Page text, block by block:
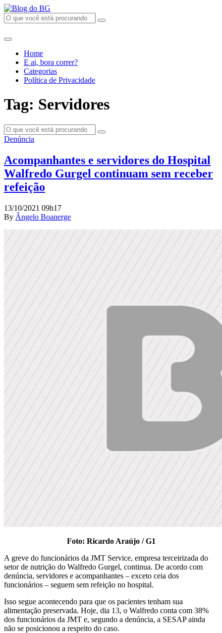
Home
E ai, bora correr?
Categorias
Política de Privacidade
Tag: Servidores
Denúncia
Acompanhantes e servidores do Hospital
Walfredo Gurgel continuam sem receber
refeição
13/10/2021 09h17
By Ângelo Boanerge
Foto: Ricardo Araújo / G1
A greve do funcionários da JMT Service, empresa terceirizada do
setor de nutrição do Walfredo Gurgel, continua. De acordo com
denúncia, servidores e acompanhantes – exceto ceia dos
funcionários – seguem sem refeição no hospital.
Isso segue acontecendo para que os pacientes tenham sua
alimentação preservada. Hoje, dia 13, o Walfredo conta com 38%
dos funcionários da JMT e, segundo a denúncia, a SESAP ainda
não se posicionou a respeito do caso.